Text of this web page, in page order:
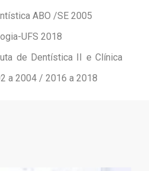
ABO /SE 2005
UFS 2018
de Dentística II e Clínica
a 2004 / 2016 a 2018